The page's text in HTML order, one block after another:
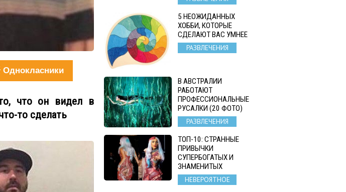
Однокласники
что он видел в
то сделать
5 НЕОЖИДАННЫХ
ХОББИ, КОТОРЫЕ
СДЕЛАЮТ ВАС УМНЕЕ
РАЗВЛЕЧЕНИЯ
В АВСТРАЛИИ
РАБОТАЮТ
ПРОФЕССИОНАЛЬНЫЕ
РУСАЛКИ (20 ФОТО)
РАЗВЛЕЧЕНИЯ
ТОП-10: СТРАННЫЕ
ПРИВЫЧКИ
СУПЕРБОГАТЫХ И
ЗНАМЕНИТЫХ
НЕВЕРОЯТНОЕ